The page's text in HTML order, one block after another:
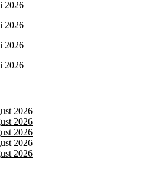
2026
2026
2026
2026
2026
2026
2026
2026
2026